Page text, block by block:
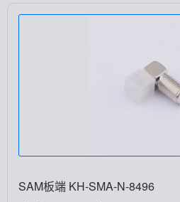
SAM板端 KH-SMA-N-8496